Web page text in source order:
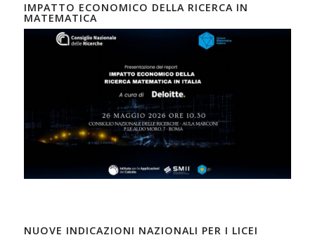
IMPATTO ECONOMICO DELLA RICERCA IN
MATEMATICA
NUOVE INDICAZIONI NAZIONALI PER I LICEI